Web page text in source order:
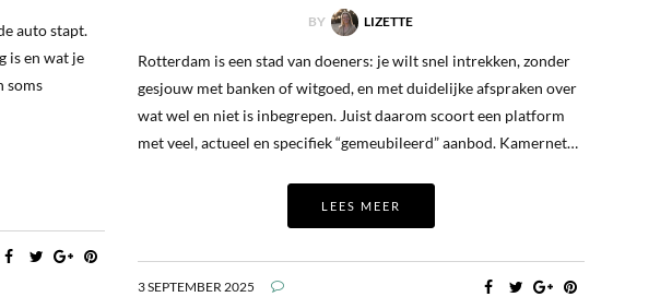
auto stapt.
is en wat je
soms
BY LIZETTE
Rotterdam is een stad van doeners: je wilt snel intrekken, zonder
gesjouw met banken of witgoed, en met duidelijke afspraken over
wat wel en niet is inbegrepen. Juist daarom scoort een platform
met veel, actueel en specifiek “gemeubileerd” aanbod. Kamernet…
LEES MEER
3 SEPTEMBER 2025